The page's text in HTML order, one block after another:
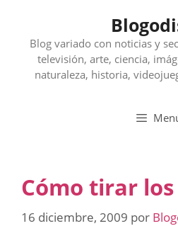
contenidoBlog variado con noticias y
televisión, arte, ciencia,
naturaleza, historia,
Cómo tirar
16 diciembre, 2009 por